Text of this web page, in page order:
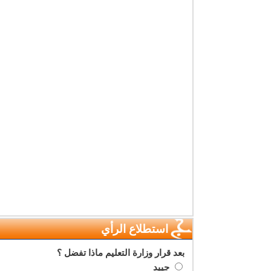
استطلاع الرأي
بعد قرار وزارة التعليم ماذا تفضل ؟
جييد